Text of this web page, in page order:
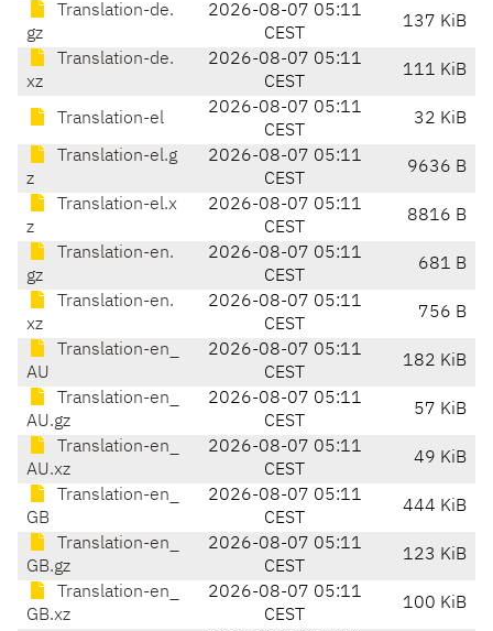
Translation-de.
gz
2026-08-07 05:11
CEST
137 KiB
Translation-de.
xz
2026-08-07 05:11
CEST
111 KiB
Translation-el
2026-08-07 05:11
CEST
32 KiB
Translation-el.g
z
2026-08-07 05:11
CEST
9636 B
Translation-el.x
z
2026-08-07 05:11
CEST
8816 B
Translation-en.
gz
2026-08-07 05:11
CEST
681 B
Translation-en.
xz
2026-08-07 05:11
CEST
756 B
Translation-en_
AU
2026-08-07 05:11
CEST
182 KiB
Translation-en_
AU.gz
2026-08-07 05:11
CEST
57 KiB
Translation-en_
AU.xz
2026-08-07 05:11
CEST
49 KiB
Translation-en_
GB
2026-08-07 05:11
CEST
444 KiB
Translation-en_
GB.gz
2026-08-07 05:11
CEST
123 KiB
Translation-en_
GB.xz
2026-08-07 05:11
CEST
100 KiB